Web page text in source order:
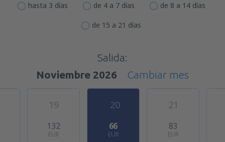
hasta 3 días de 4 a 7 días de 8 a 14 días
de 15 a 21 días
Salida:
Noviembre 2026
Cambiar mes
19
132
EUR
20
66
EUR
21
83
EUR